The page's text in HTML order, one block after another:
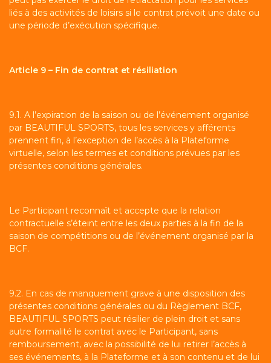
liés à des activités de loisirs si le contrat prévoit une date ou
une période d’exécution spécifique.
Article 9 – Fin de contrat et résiliation
9.1. A l’expiration de la saison ou de l’événement organisé
par BEAUTIFUL SPORTS, tous les services y afférents
prennent fin, à l’exception de l’accès à la Plateforme
virtuelle, selon les termes et conditions prévues par les
présentes conditions générales.
Le Participant reconnaît et accepte que la relation
contractuelle s’éteint entre les deux parties à la fin de la
saison de compétitions ou de l’événement organisé par la
BCF.
9.2. En cas de manquement grave à une disposition des
présentes conditions générales ou du Règlement BCF,
BEAUTIFUL SPORTS peut résilier de plein droit et sans
autre formalité le contrat avec le Participant, sans
remboursement, avec la possibilité de lui retirer l’accès à
ses événements, à la Plateforme et à son contenu et de lui